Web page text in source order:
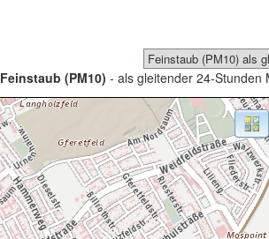
Feinstaub (PM10) - als gleitender 24-Stunden